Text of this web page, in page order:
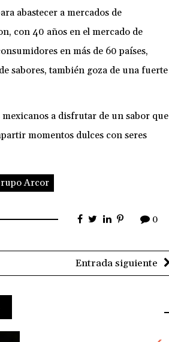
abastecer a mercados de
con 40 años en el mercado de
en más de 60 países,
sabores, también goza de una fuerte
a disfrutar de un sabor que
momentos dulces con seres
Arcor
0
Entrada siguiente